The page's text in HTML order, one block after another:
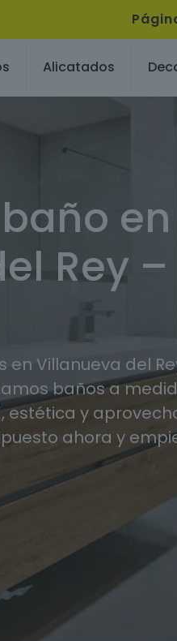
Alicatados
en
Rey –
Villanueva del
baños a
y
ahora y